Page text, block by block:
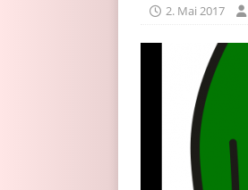
2. Mai 2017